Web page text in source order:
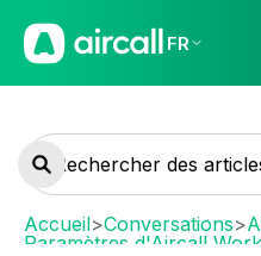
FR
Accueil>Conversations>
Paramètres d'Aircall